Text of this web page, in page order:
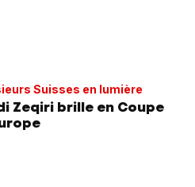
Suisses en lumière
Zeqiri brille en Coupe